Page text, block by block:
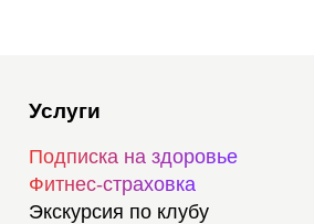
Услуги
Подписка на здоровье
Фитнес-страховка
Экскурсия по клубу